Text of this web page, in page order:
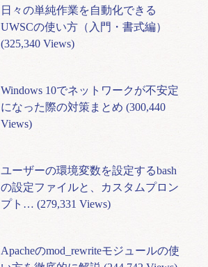
日々の単純作業を自動化できる
UWSCの使い方（入門・書式編）
(325,340 Views)
Windows 10でネットワークが不安定
になった際の対策まとめ (300,440
Views)
ユーザーの環境変数を設定するbash
の設定ファイルと、カスタムプロン
プト… (279,331 Views)
Apacheのmod_rewriteモジュールの使